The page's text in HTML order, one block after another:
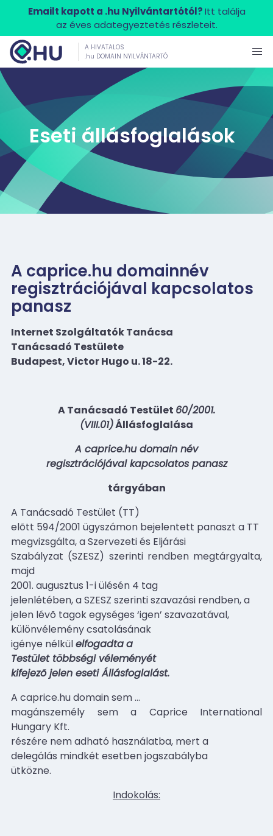
Emailt kapott a .hu Nyilvántartótól?Itt találja
az éves adategyeztetés részleteit.
A HIVATALOS
.hu DOMAIN NYILVÁNTARTÓ
Eseti állásfoglalások
A caprice.hu domainnév
regisztrációjával kapcsolatos
panasz
Internet Szolgáltatók Tanácsa
Tanácsadó Testülete
Budapest, Victor Hugo u. 18-22.
A Tanácsadó Testület 60/2001.
(VIII.01)Állásfoglalása
A caprice.hu domain név
regisztrációjával kapcsolatos panasz
tárgyában
A Tanácsadó Testület (TT)
elõtt 594/2001 ügyszámon bejelentett panaszt a TT
megvizsgálta, a Szervezeti és Eljárási
Szabályzat (SZESZ) szerinti rendben megtárgyalta,
majd
2001. augusztus 1-i ülésén 4 tag
jelenlétében, a SZESZ szerinti szavazási rendben, a
jelen lévõ tagok egységes ‘igen’ szavazatával,
különvélemény csatolásának
igénye nélkülelfogadtaa
Testület többségi véleményét
kifejezõ jelen eseti Állásfoglalást.
A caprice.hu domain sem…
magánszemély sem a Caprice International
Hungary Kft.
részére nem adható használatba, mert a
delegálás mindkét esetben jogszabályba
ütközne.
Indokolás: